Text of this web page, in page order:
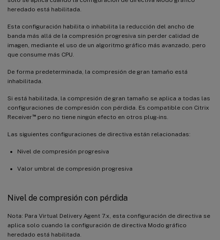
heredado está habilitada.
Esta configuración habilita o inhabilita la reducción del ancho de
banda más allá de la compresión progresiva sin perder calidad de
imagen, mediante el uso de un algoritmo gráfico más avanzado, pero
que consume más CPU.
De forma predeterminada, la compresión de gran tamaño está
inhabilitada.
Si está habilitada, la compresión de gran tamaño se aplica a todas las
configuraciones de compresión con pérdida. Es compatible con Citrix
Receiver™pero no tiene ningún efecto en otros plug-ins.
Las siguientes configuraciones de directiva están relacionadas:
Nivel de compresión progresiva
Valor umbral de compresión progresiva
Nivel de compresión con pérdida
Nota: Para Virtual Delivery Agent 7.x, esta configuración de directiva se
aplica solo cuando la configuración de directiva Modo gráfico
heredado está habilitada.